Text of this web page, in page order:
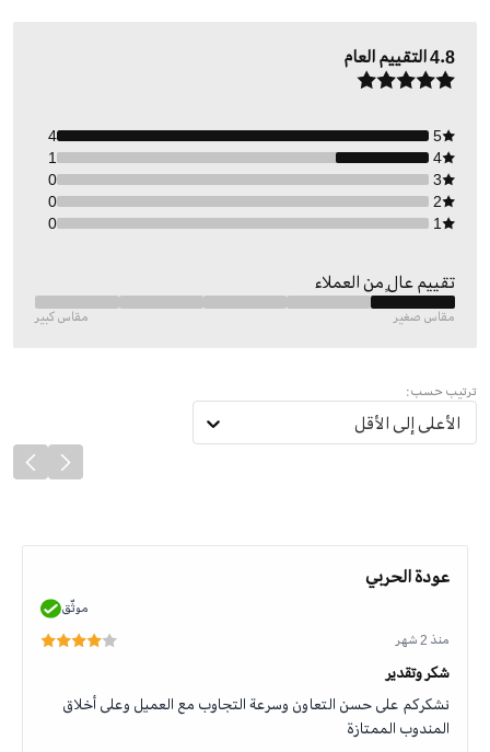
4.8التقييم العام
5
4
4
1
3
0
2
0
1
0
تقييم عالٍ من العملاء
مقاس صغير مقاس كبير
ترتيب حسب:
الأعلى إلى الأقل
عودة الحربي
موثّق
منذ 2 شهر
شكر وتقدير
نشكركم على حسن التعاون وسرعة التجاوب مع العميل وعلى أخلاق
المندوب الممتازة